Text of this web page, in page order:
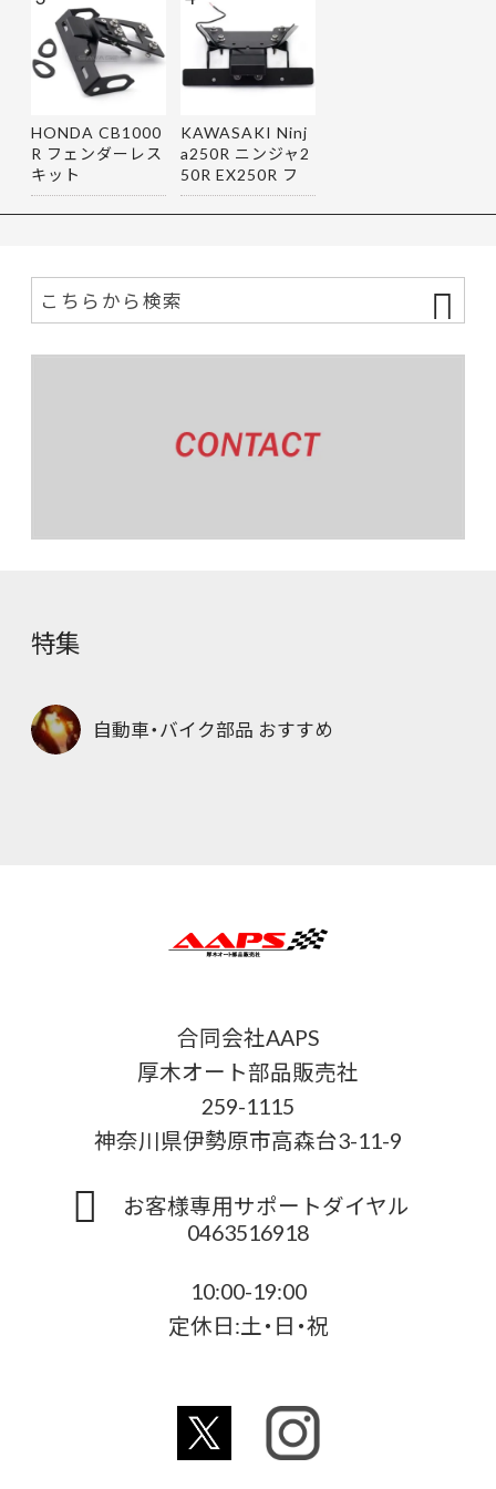
HONDA CB1000
R フェンダーレス
キット
KAWASAKI Ninj
a250R ニンジャ2
50R EX250R フ
ェンダーレス…
特集
自動車・バイク部品 おすすめ
合同会社AAPS
厚木オート部品販売社
259-1115
神奈川県伊勢原市高森台3-11-9
お客様専用サポートダイヤル
0463516918
10:00-19:00
定休日:土・日・祝